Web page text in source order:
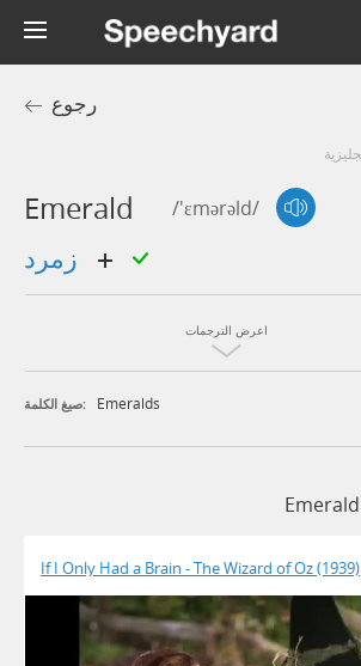
رجوع
Emerald /'ɛmərəld/
اعرض الترجمات
صيغ الكلمة: Emeralds
If I Only Had a Brain - The Wizard of Oz (1939)